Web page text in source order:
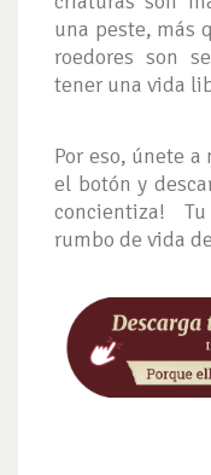
una peste, más
roedores son
tener una vida
Por eso, únete
el botón y
concientiza!
rumbo de vida